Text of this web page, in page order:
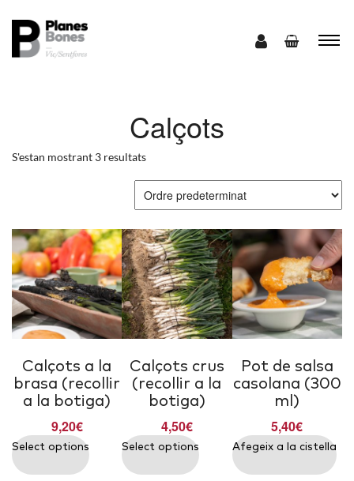
Calçots
S'estan mostrant 3 resultats
Calçots a la
brasa (recollir
a la botiga)
9,20€
Select options
Calçots crus
(recollir a la
botiga)
4,50€
Select options
Pot de salsa
casolana (300
ml)
5,40€
Afegeix a la cistella